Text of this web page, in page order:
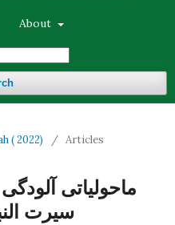
About
( 2022)
/ Articles
ماحولیاتی
سیرت